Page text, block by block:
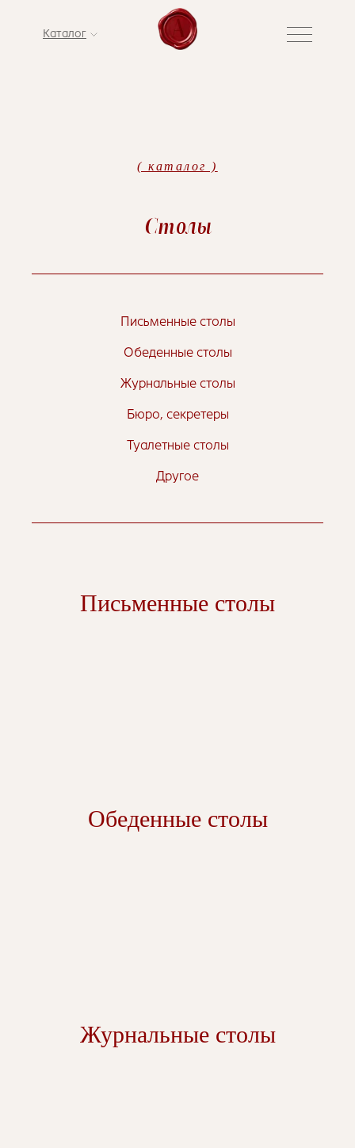
Каталог
( каталог )
Столы
Письменные столы
Обеденные столы
Журнальные столы
Бюро, секретеры
Туалетные столы
Другое
Письменные столы
Обеденные столы
Журнальные столы